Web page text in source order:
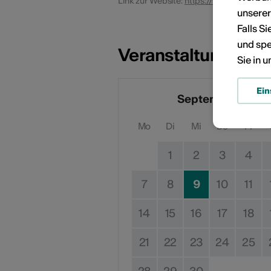
September 2026
Mo Di Mi Do Fr
1 2 3 4
7 8 9 10 11
14 15 16 17 18
21 22 23 24 25
Falls
und
Sie in